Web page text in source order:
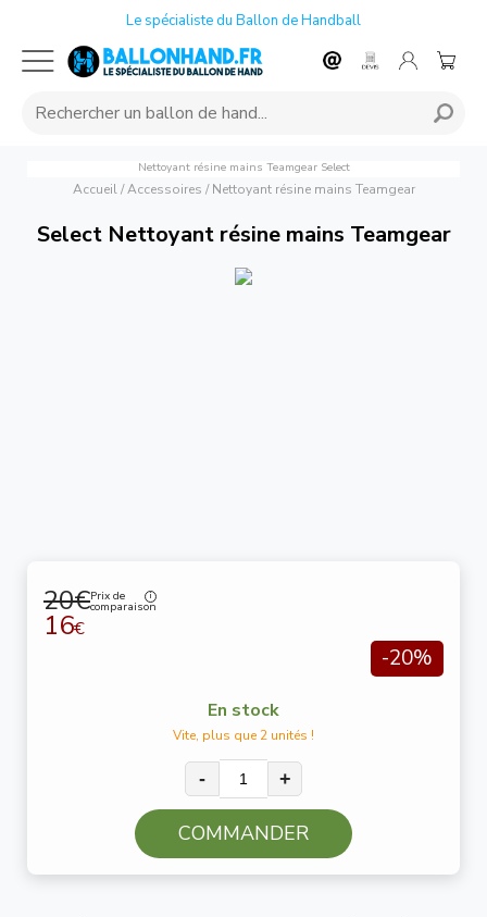
Le spécialiste du Ballon de Handball
Nettoyant résine mains Teamgear Select
Accueil/ Accessoires / Nettoyant résine mains Teamgear
Select Nettoyant résine mains Teamgear
20€Prix de
comparaison
16€
-20%
En stock
Vite, plus que 2 unités !
- +
COMMANDER